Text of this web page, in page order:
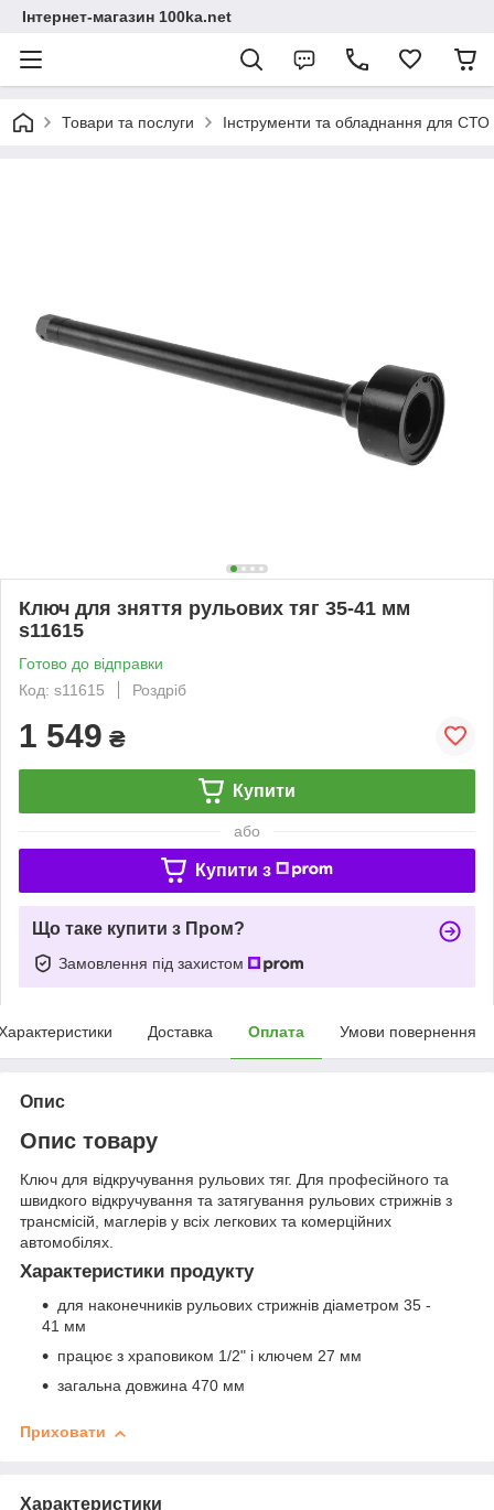
Інтернет-магазин 100ka.net
Товари та послуги Інструменти та обладнання для СТО
Ключ для зняття рульових тяг 35-41 мм
s11615
Готово до відправки
Код: s11615
Роздріб
1 549 ₴
Купити
або
Купити з
Що таке купити з Пром?
Замовлення під захистом
Доставка Оплата Умови повернення
Опис
Опис товару
Ключ для відкручування рульових тяг. Для професійного та
швидкого відкручування та затягування рульових стрижнів з
трансмісій, маглерів у всіх легкових та комерційних
автомобілях.
Характеристики продукту
для наконечників рульових стрижнів діаметром 35 -
41 мм
працює з храповиком 1/2" і ключем 27 мм
загальна довжина 470 мм
Приховати
Характеристики